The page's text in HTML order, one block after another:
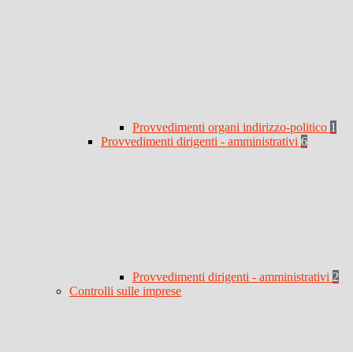
Provvedimenti organi indirizzo-politico 1
Provvedimenti dirigenti - amministrativi 6
Provvedimenti dirigenti - amministrativi 2
Controlli sulle imprese